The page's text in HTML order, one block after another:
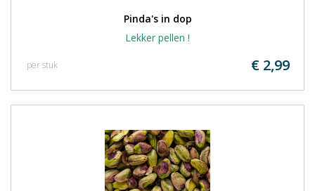
Pinda's in dop
Lekker pellen !
€ 2,99
per stuk